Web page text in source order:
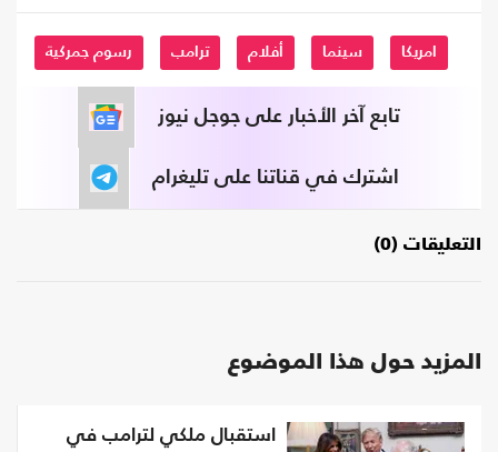
امريكا سينما أفلام ترامب رسوم جمركية
تابع آخر الأخبار على جوجل نيوز
اشترك في قناتنا على تليغرام
التعليقات (0)
المزيد حول هذا الموضوع
استقبال ملكي لترامب في